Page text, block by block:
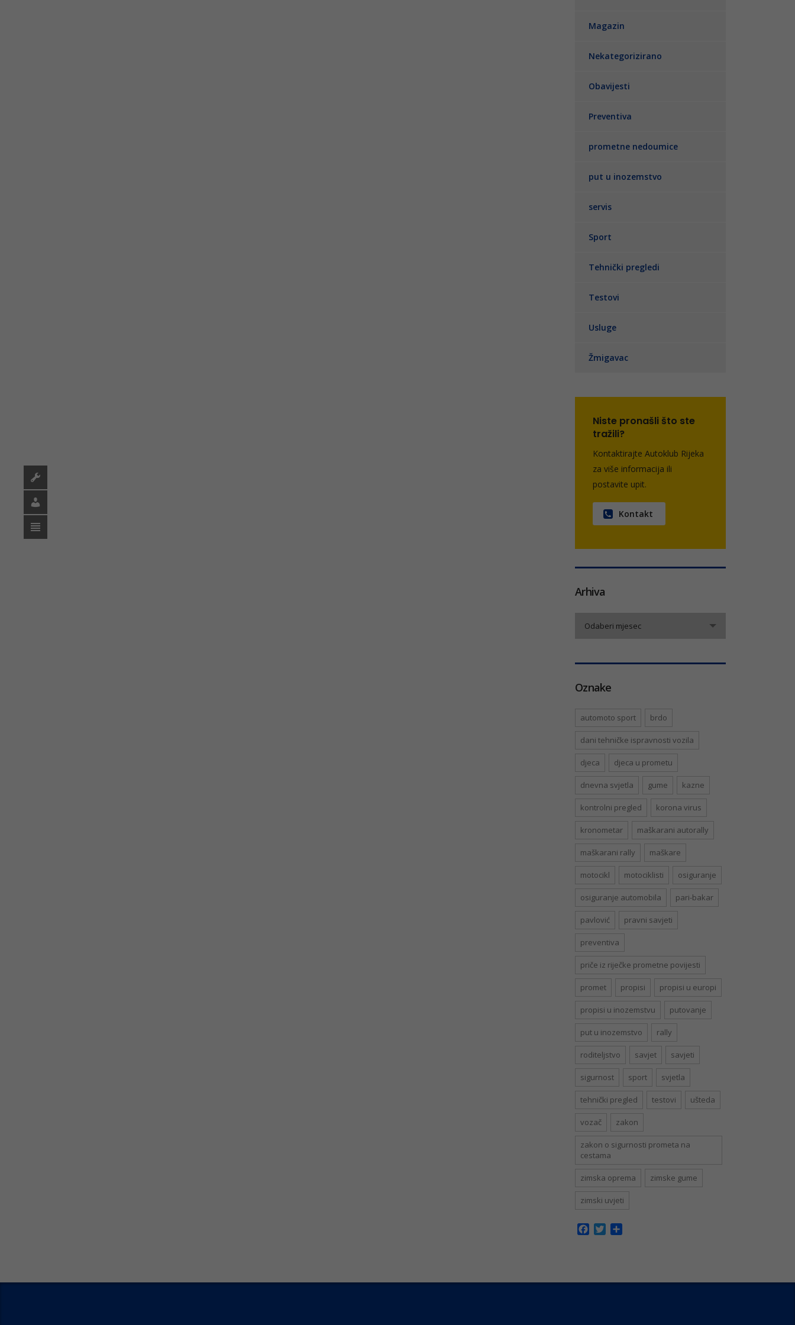
Magazin
Nekategorizirano
Obavijesti
Preventiva
prometne nedoumice
put u inozemstvo
servis
Sport
Tehnički pregledi
Testovi
Usluge
Žmigavac
Niste pronašli što ste
tražili?
Kontaktirajte Autoklub Rijeka
za više informacija ili
postavite upit.
Kontakt
Arhiva
Odaberi mjesec
Oznake
automoto sport brdo
dani tehničke ispravnosti vozila
djeca djeca u prometu
dnevna svjetla gume kazne
kontrolni pregled korona virus
kronometar maškarani autorally
maškarani rally maškare
motocikl motociklisti osiguranje
osiguranje automobila pari-bakar
pavlović pravni savjeti
preventiva
priče iz riječke prometne povijesti
promet propisi propisi u europi
propisi u inozemstvu putovanje
put u inozemstvo rally
roditeljstvo savjet savjeti
sigurnost sport svjetla
tehnički pregled testovi ušteda
vozač zakon
zakon o sigurnosti prometa na
cestama
zimska oprema zimske gume
zimski uvjeti
Facebook
Twitter